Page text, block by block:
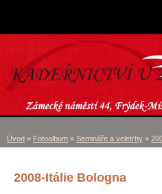
Úvod » Fotoalbum » Semináře a veletrhy »
2008-Itálie Bologna